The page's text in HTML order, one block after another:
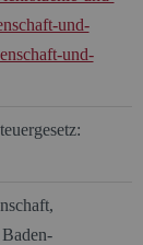
und-
und-